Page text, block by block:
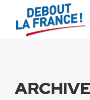
Panneau de gestion des